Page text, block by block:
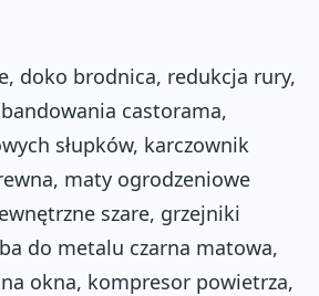
doko brodnica, redukcja rury,
castorama,
słupków, karczownik
maty ogrodzeniowe
szare, grzejniki
do metalu czarna matowa,
okna, kompresor powietrza,